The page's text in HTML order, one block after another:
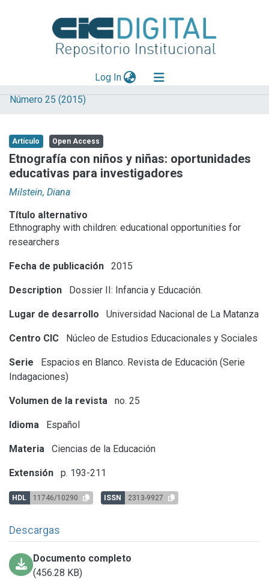
Log In(current)
Explorar
Aportar material
Statistics
Número 25 (2015)
Artículo Open Access
Etnografía con niños y niñas: oportunidades
educativas para investigadores
Milstein, Diana
Título alternativo
Ethnography with children: educational opportunities for
researchers
Fecha de publicación 2015
Description Dossier II: Infancia y Educación.
Lugar de desarrollo Universidad Nacional de La Matanza
Centro CIC Núcleo de Estudios Educacionales y Sociales
Serie
Espacios en Blanco. Revista de Educación (Serie
Indagaciones)
Volumen de la revista no. 25
Idioma Español
Materia Ciencias de la Educación
Extensión p. 193-211
HDL 11746/10290 ISSN 2313-9927
Descargas
Documento completo
(456.28 KB)